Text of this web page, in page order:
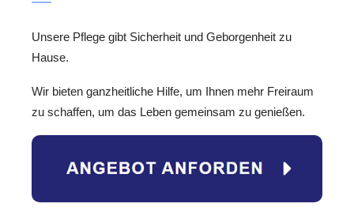
Unsere Pflege gibt Sicherheit und Geborgenheit zu
Hause.
Wir bieten ganzheitliche Hilfe, um Ihnen mehr Freiraum
zu schaffen, um das Leben gemeinsam zu genießen.